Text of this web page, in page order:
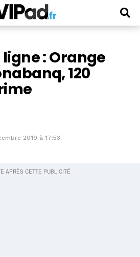
: Orange
120
2019 à 17:53